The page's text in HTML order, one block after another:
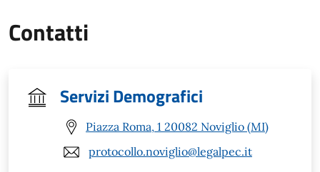
Contatti
Servizi Demografici
Piazza Roma, 1 20082 Noviglio (MI)
protocollo.noviglio@legalpec.it